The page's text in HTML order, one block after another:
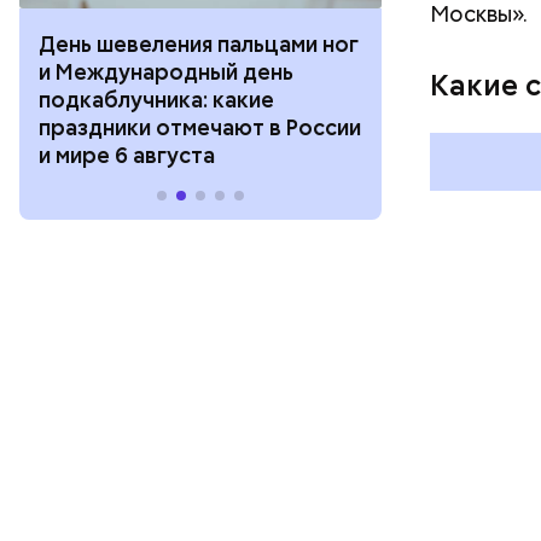
День шевеления пальцами ног
и Международный день
подкаблучника: какие
праздники отмечают в России
и мире 6 августа
горизонта и
курсанта:
отмечают в
Москвы».
Какие